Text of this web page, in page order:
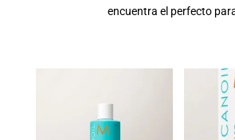
encuentra el perfecto